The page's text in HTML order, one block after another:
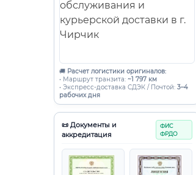
🚚 Расчет логистики оригиналов:
• Маршрут транзита: ~1 797 км
• Экспресс-доставка СДЭК / Почтой: 3–4
рабочих дня
📜 Документы и
аккредитация
ФИС
ФРДО